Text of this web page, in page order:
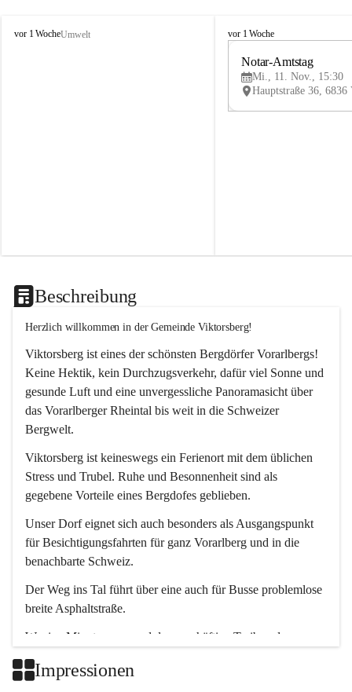
V
vor 1 WocheUmwelt
V
vor 1 Woche
Notar-Amtstag
Mi., 11. Nov., 15:30
Beschreibung
Herzlich willkommen in der Gemeinde Viktorsberg!
Viktorsberg ist eines der schönsten Bergdörfer Vorarlbergs!
Keine Hektik, kein Durchzugsverkehr, dafür viel Sonne und
gesunde Luft und eine unvergessliche Panoramasicht über
das Vorarlberger Rheintal bis weit in die Schweizer
Bergwelt.
Viktorsberg ist keineswegs ein Ferienort mit dem üblichen
Stress und Trubel. Ruhe und Besonnenheit sind als
gegebene Vorteile eines Bergdofes geblieben.
Unser Dorf eignet sich auch besonders als Ausgangspunkt
für Besichtigungsfahrten für ganz Vorarlberg und in die
benachbarte Schweiz.
Der Weg ins Tal führt über eine auch für Busse problemlose
breite Asphaltstraße.
Wenige Minuten nur, und das geschäftige Treiben der
Impressionen